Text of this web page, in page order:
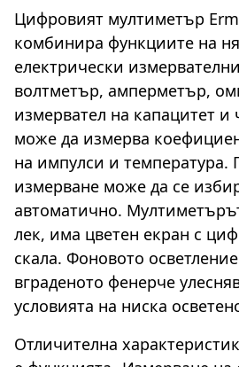
Цифровият мултиметър
комбинира функциите на
електрически
волтметър, амперметър,
измервател на капацитет и
може да измерва
на импулси и температура.
измерване може да се
автоматично.
лек, има цветен екран с
скала. Фоновото
вграденото фенерче
условията на ниска
Отличителна